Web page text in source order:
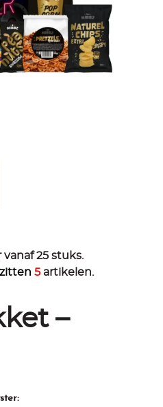
–
vanaf 25 stuks.
5 artikelen.